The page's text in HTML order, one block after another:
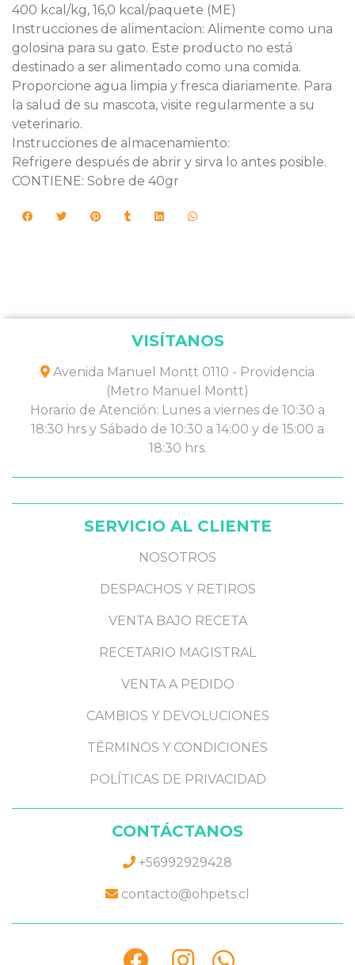
400 kcal/kg, 16,0 kcal/paquete (ME)
Instrucciones de alimentacion: Alimente como una
golosina para su gato. Este producto no está
destinado a ser alimentado como una comida.
Proporcione agua limpia y fresca diariamente. Para
la salud de su mascota, visite regularmente a su
veterinario.
Instrucciones de almacenamiento:
Refrigere después de abrir y sirva lo antes posible.
CONTIENE: Sobre de 40gr
VISÍTANOS
Avenida Manuel Montt 0110 - Providencia
(Metro Manuel Montt)
Horario de Atención: Lunes a viernes de 10:30 a
18:30 hrs y Sábado de 10:30 a 14:00 y de 15:00 a
18:30 hrs.
SERVICIO AL CLIENTE
NOSOTROS
DESPACHOS Y RETIROS
VENTA BAJO RECETA
RECETARIO MAGISTRAL
VENTA A PEDIDO
CAMBIOS Y DEVOLUCIONES
TÉRMINOS Y CONDICIONES
POLÍTICAS DE PRIVACIDAD
CONTÁCTANOS
+56992929428
contacto@ohpets.cl